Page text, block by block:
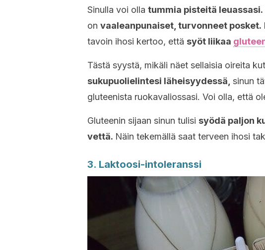
Sinulla voi olla tummia pisteitä leuassasi.
on vaaleanpunaiset, turvonneet posket.
tavoin ihosi kertoo, että syöt liikaa
Tästä syystä, mikäli näet sellaisia oireita
sukupuolielintesi läheisyydessä, sinun
gluteenista ruokavaliossasi. Voi olla, että
Gluteenin sijaan sinun tulisi syödä paljon
vettä. Näin tekemällä saat terveen ihosi
3. Laktoosi-intoleranssi